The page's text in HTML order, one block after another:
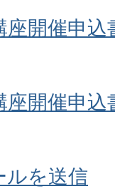
座開催申
開催申
ルを送信